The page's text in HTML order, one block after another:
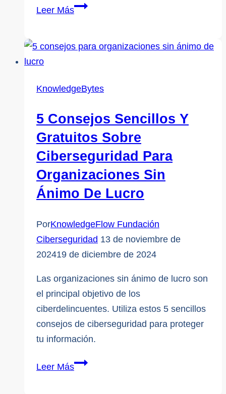
Leer MásLa
la
los
daños
en
línea:
Perspectivas
de
los
Servicios
la
Región
de
Durham
KnowledgeBytes
5 Consejos Sencillos Y
Gratuitos Sobre
Ciberseguridad Para
Organizaciones Sin
Ánimo De Lucro
PorKnowledgeFlow Fundación
Ciberseguridad 13 de noviembre de
202419 de diciembre de 2024
Las organizaciones sin ánimo de lucro son
el principal objetivo de los
ciberdelincuentes. Utiliza estos 5 sencillos
consejos de ciberseguridad para proteger
tu información.
Leer Más5